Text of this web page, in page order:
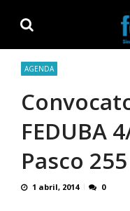
navigation
content
AGENDA
FEDUBA
Pasco 255
1 abril, 2014 0